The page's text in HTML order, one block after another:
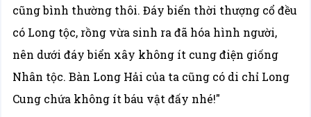
cũng bình thường thôi. Đáy biển thời thượng cổ đều
có Long tộc, rồng vừa sinh ra đã hóa hình người,
nên dưới đáy biển xây không ít cung điện giống
Nhân tộc. Bàn Long Hải của ta cũng có di chỉ Long
Cung chứa không ít báu vật đấy nhé!"